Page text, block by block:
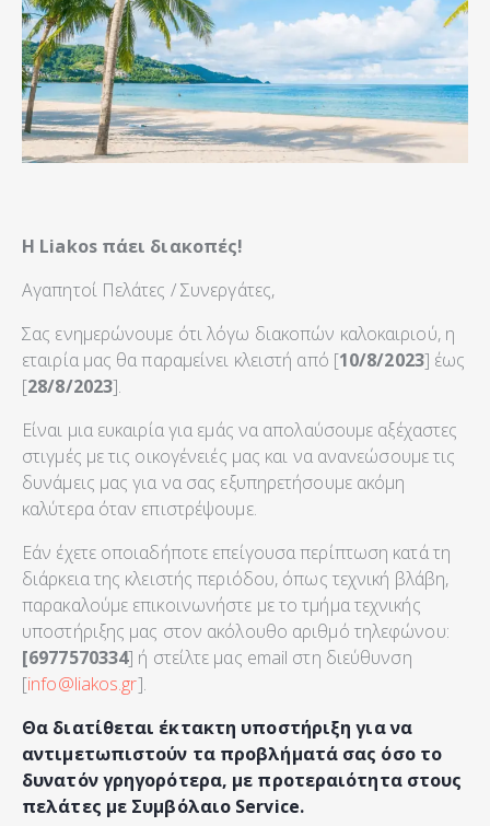
Η Liakos πάει διακοπές!
Αγαπητοί Πελάτες / Συνεργάτες,
Σας ενημερώνουμε ότι λόγω διακοπών καλοκαιριού, η
εταιρία μας θα παραμείνει κλειστή από [10/8/2023] έως
[28/8/2023].
Είναι μια ευκαιρία για εμάς να απολαύσουμε αξέχαστες
στιγμές με τις οικογένειές μας και να ανανεώσουμε τις
δυνάμεις μας για να σας εξυπηρετήσουμε ακόμη
καλύτερα όταν επιστρέψουμε.
Εάν έχετε οποιαδήποτε επείγουσα περίπτωση κατά τη
διάρκεια της κλειστής περιόδου, όπως τεχνική βλάβη,
παρακαλούμε επικοινωνήστε με το τμήμα τεχνικής
υποστήριξης μας στον ακόλουθο αριθμό τηλεφώνου:
[6977570334] ή στείλτε μας email στη διεύθυνση
[info@liakos.gr].
Θα διατίθεται έκτακτη υποστήριξη για να
αντιμετωπιστούν τα προβλήματά σας όσο το
δυνατόν γρηγορότερα, με προτεραιότητα στους
πελάτες με Συμβόλαιο Service.